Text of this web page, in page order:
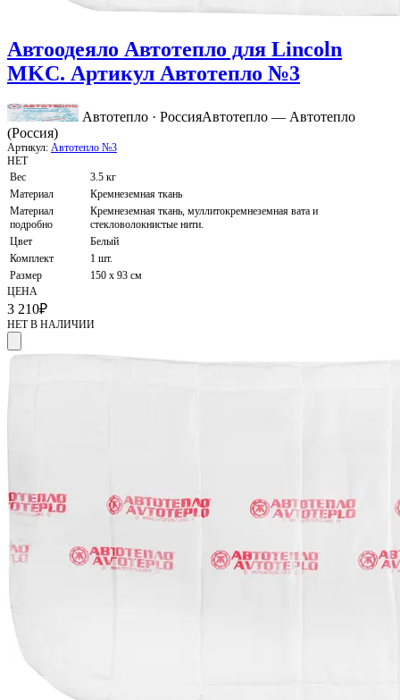
Автоодеяло Автотепло для Lincoln
MKC. Артикул Автотепло №3
Автотепло · РоссияАвтотепло — Автотепло
(Россия)
Артикул: Автотепло №3
НЕТ
Вес
3.5 кг
Материал
Кремнеземная ткань
Материал
подробно
Кремнеземная ткань, муллитокремнеземная вата и
стекловолокнистые нити.
Цвет
Белый
Комплект
1 шт.
Размер
150 х 93 см
ЦЕНА
3 210₽
НЕТ В НАЛИЧИИ